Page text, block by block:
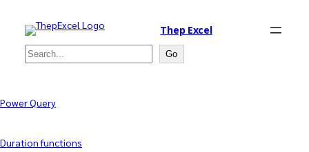
Thep Excel
Search Go
Power Query
Duration functions